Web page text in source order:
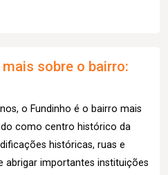
sobre o bairro:
o Fundinho é o bairro mais
como centro histórico da
históricas, ruas e
abrigar importantes instituições